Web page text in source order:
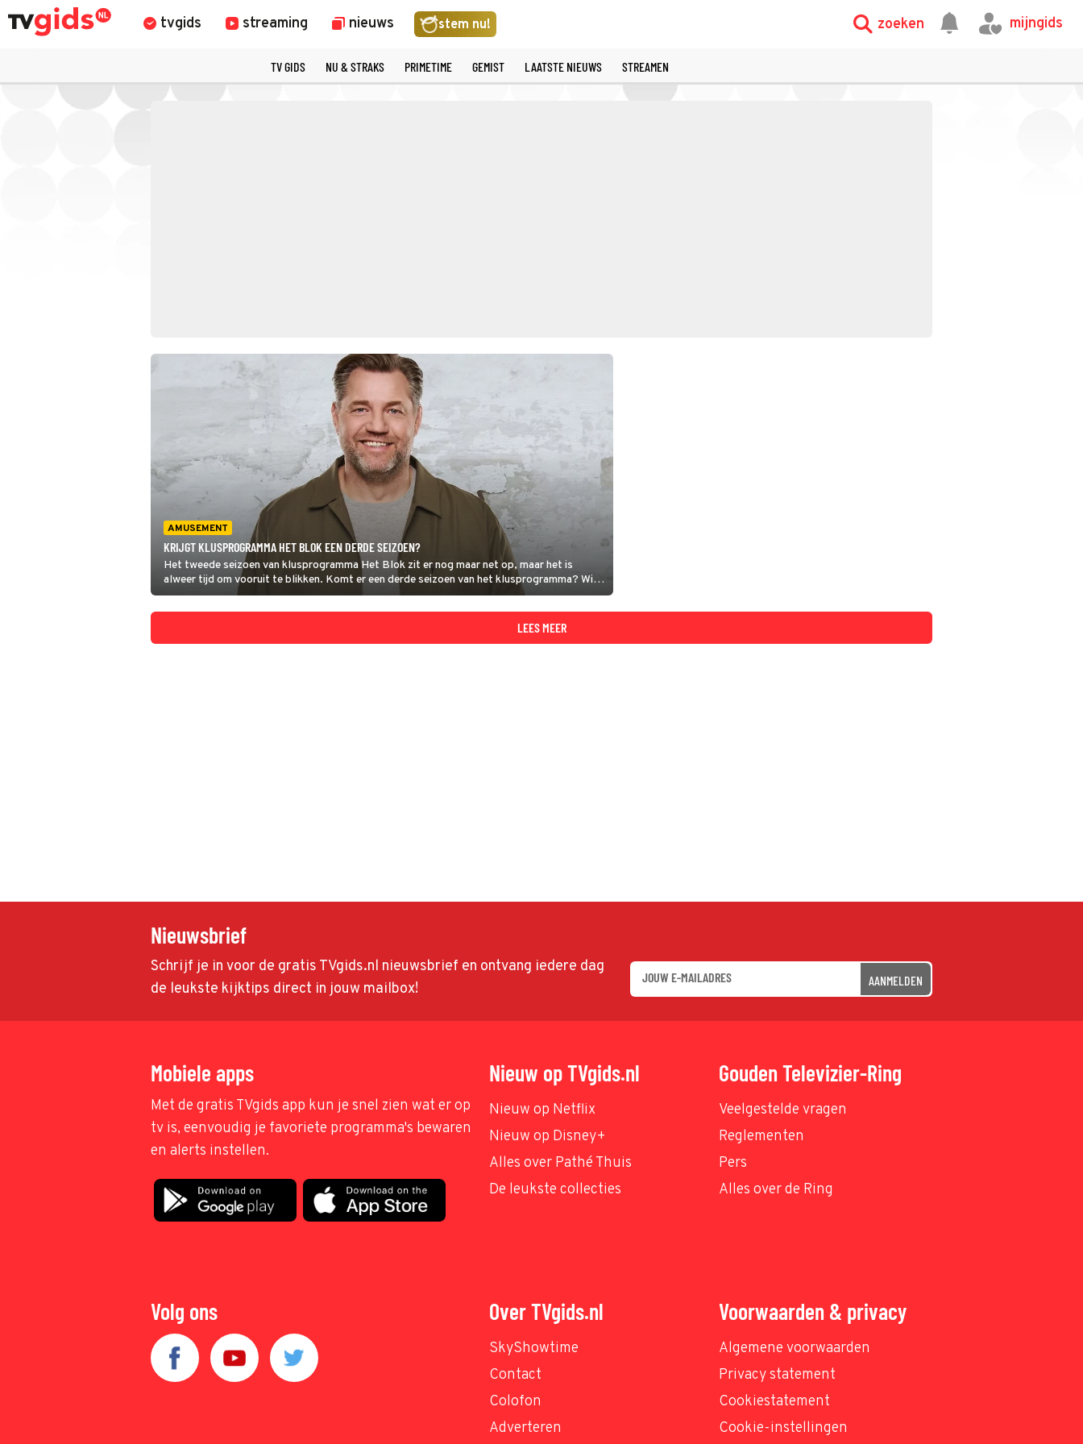
tvgids streaming nieuws stem nu! zoeken mijngids
TV GIDS NU & STRAKS PRIMETIME GEMIST LAATSTE NIEUWS STREAMEN
AMUSEMENT
KRIJGT KLUSPROGRAMMA HET BLOK EEN DERDE SEIZOEN?
Het tweede seizoen van klusprogramma Het Blok zit er nog maar net op, maar het is
alweer tijd om vooruit te blikken. Komt er een derde seizoen van het klusprogramma? Wij
zochten het voor je uit!
LEES MEER
Nieuwsbrief
Schrijf je in voor de gratis TVgids.nl nieuwsbrief en ontvang iedere dag
de leukste kijktips direct in jouw mailbox!
AANMELDEN
Mobiele apps
Met de gratis TVgids app kun je snel zien wat er op
tv is, eenvoudig je favoriete programma's bewaren
en alerts instellen.
Nieuw op TVgids.nl
Nieuw op Netflix
Nieuw op Disney+
Alles over Pathé Thuis
De leukste collecties
Gouden Televizier-Ring
Veelgestelde vragen
Reglementen
Pers
Alles over de Ring
Volg ons Over TVgids.nl
SkyShowtime
Contact
Colofon
Adverteren
Voorwaarden & privacy
Algemene voorwaarden
Privacy statement
Cookiestatement
Cookie-instellingen